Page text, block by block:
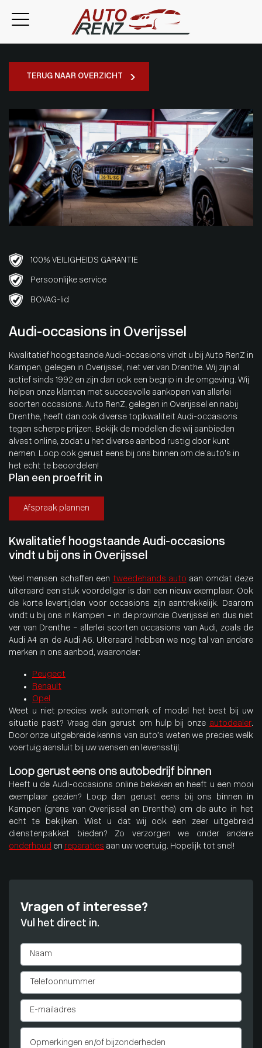
TERUG NAAR OVERZICHT
100% VEILIGHEIDS GARANTIE
Persoonlijke service
BOVAG-lid
Audi-occasions in Overijssel
Kwalitatief hoogstaande Audi-occasions vindt u bij Auto RenZ in
Kampen, gelegen in Overijssel, niet ver van Drenthe. Wij zijn al
actief sinds 1992 en zijn dan ook een begrip in de omgeving. Wij
helpen onze klanten met succesvolle aankopen van allerlei
soorten occasions. Auto RenZ, gelegen in Overijssel en nabij
Drenthe, heeft dan ook diverse topkwaliteit Audi-occasions
tegen scherpe prijzen. Bekijk de modellen die wij aanbieden
alvast online, zodat u het diverse aanbod rustig door kunt
nemen. Loop ook gerust eens bij ons binnen om de auto’s in
het echt te beoordelen!
Plan een proefrit in
Afspraak plannen
Kwalitatief hoogstaande Audi-occasions
vindt u bij ons in Overijssel
Veel mensen schaffen een tweedehands auto aan omdat deze
uiteraard een stuk voordeliger is dan een nieuw exemplaar. Ook
de korte levertijden voor occasions zijn aantrekkelijk. Daarom
vindt u bij ons in Kampen – in de provincie Overijssel en dus niet
ver van Drenthe – allerlei soorten occasions van Audi, zoals de
Audi A4 en de Audi A6. Uiteraard hebben we nog tal van andere
merken in ons aanbod, waaronder:
Peugeot
Renault
Opel
Weet u niet precies welk automerk of model het best bij uw
situatie past? Vraag dan gerust om hulp bij onze autodealer.
Door onze uitgebreide kennis van auto’s weten we precies welk
voertuig aansluit bij uw wensen en levensstijl.
Loop gerust eens ons autobedrijf binnen
Heeft u de Audi-occasions online bekeken en heeft u een mooi
exemplaar gezien? Loop dan gerust eens bij ons binnen in
Kampen (grens van Overijssel en Drenthe) om de auto in het
echt te bekijken. Wist u dat wij ook een zeer uitgebreid
dienstenpakket bieden? Zo verzorgen we onder andere
onderhoud en reparaties aan uw voertuig. Hopelijk tot snel!
Vragen of interesse?
Vul het direct in.